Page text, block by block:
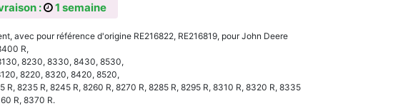
: 1 semaine
avec pour référence d'origine RE216822, RE216819, pour John Deere
R,
8230, 8330, 8430, 8530,
8220, 8320, 8420, 8520,
R, 8235 R, 8245 R, 8260 R, 8270 R, 8285 R, 8295 R, 8310 R, 8320 R, 8335
R, 8370 R.